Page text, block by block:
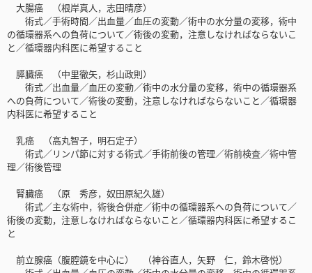
大腸癌 （根岸真人，志田晴彦）
術式／手術時間／出血量／血圧の変動／術中の水分量の変移，術中
の循環器系への負荷について／術後の変動，注意しなければならないこ
と／循環器内科医に希望すること
膵臓癌 （中里徹矢，杉山政則）
術式／出血量／血圧の変動／術中の水分量の変移，術中の循環器系
への負荷について／術後の変動，注意しなければならないこと／循環器
内科医に希望すること
乳癌 （高丸智子，明石定子）
術式／リンパ節に対する術式／手術前後の管理／術前検査／術中管
理／術後管理
腎臓癌 （原 秀彦，奴田原紀久雄）
術式／主な術中，術後合併症／術中の循環器系への負荷について／
術後の変動，注意しなければならないこと／循環器内科医に希望するこ
と
前立腺癌（腹腔鏡を中心に） （神谷直人，矢野 仁，鈴木啓悦）